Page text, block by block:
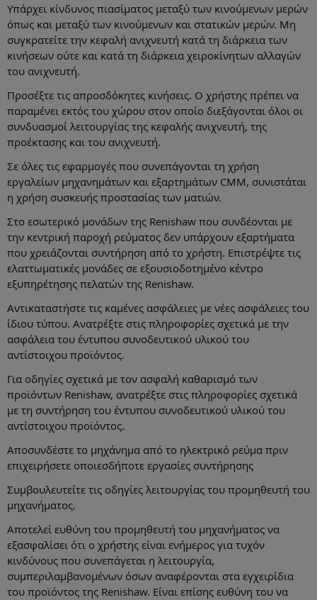
Υπάρχει κίνδυνος πιασίματος μεταξύ των κινούμενων μερών
όπως και μεταξύ των κινούμενων και στατικών μερών. Μη
συγκρατείτε την κεφαλή ανιχνευτή κατά τη διάρκεια των
κινήσεων ούτε και κατά τη διάρκεια χειροκίνητων αλλαγών
του ανιχνευτή.
Προσέξτε τις απροσδόκητες κινήσεις. Ο χρήστης πρέπει να
παραμένει εκτός του χώρου στον οποίο διεξάγονται όλοι οι
συνδυασμοί λειτουργίας της κεφαλής ανιχνευτή, της
προέκτασης και του ανιχνευτή.
Σε όλες τις εφαρμογές που συνεπάγονται τη χρήση
εργαλείων μηχανημάτων και εξαρτημάτων CMM, συνιστάται
η χρήση συσκευής προστασίας των ματιών.
Στο εσωτερικό μονάδων της Renishaw που συνδέονται με
την κεντρική παροχή ρεύματος δεν υπάρχουν εξαρτήματα
που χρειάζονται συντήρηση από το χρήστη. Επιστρέψτε τις
ελαττωματικές μονάδες σε εξουσιοδοτημένο κέντρο
εξυπηρέτησης πελατών της Renishaw.
Αντικαταστήστε τις καμένες ασφάλειες με νέες ασφάλειες του
ίδιου τύπου. Ανατρέξτε στις πληροφορίες σχετικά με την
ασφάλεια του έντυπου συνοδευτικού υλικού του
αντίστοιχου προϊόντος.
Για οδηγίες σχετικά με τον ασφαλή καθαρισμό των
προϊόντων Renishaw, ανατρέξτε στις πληροφορίες σχετικά
με τη συντήρηση του έντυπου συνοδευτικού υλικού του
αντίστοιχου προϊόντος.
Αποσυνδέστε το μηχάνημα από το ηλεκτρικό ρεύμα πριν
επιχειρήσετε οποιεσδήποτε εργασίες συντήρησης
Συμβουλευτείτε τις οδηγίες λειτουργίας του προμηθευτή του
μηχανήματος.
Αποτελεί ευθύνη του προμηθευτή του μηχανήματος να
εξασφαλίσει ότι ο χρήστης είναι ενήμερος για τυχόν
κινδύνους που συνεπάγεται η λειτουργία,
συμπεριλαμβανομένων όσων αναφέρονται στα εγχειρίδια
του προϊόντος της Renishaw. Είναι επίσης ευθύνη του να